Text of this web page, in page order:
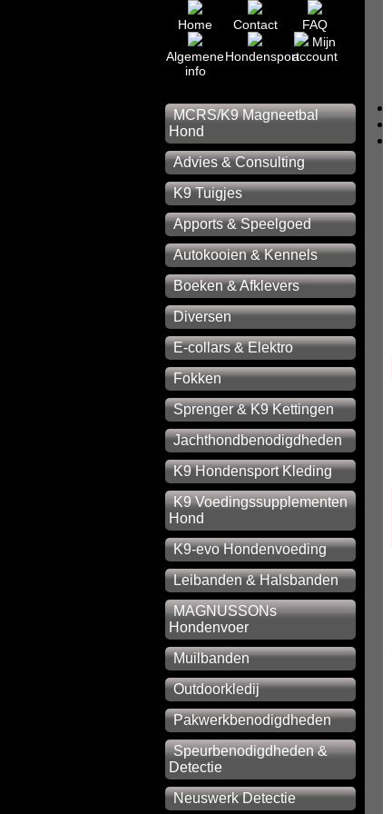
Home Contact FAQ
Algemene
info
Hondensport
Mijn
account
MCRS/K9 Magneetbal
Hond
Advies & Consulting
K9 Tuigjes
Apports & Speelgoed
Autokooien & Kennels
Boeken & Afklevers
Diversen
E-collars & Elektro
Fokken
Sprenger & K9 Kettingen
Jachthondbenodigdheden
K9 Hondensport Kleding
K9 Voedingssupplementen
Hond
K9-evo Hondenvoeding
Leibanden & Halsbanden
MAGNUSSONs
Hondenvoer
Muilbanden
Outdoorkledij
Pakwerkbenodigdheden
Speurbenodigdheden &
Detectie
Neuswerk Detectie